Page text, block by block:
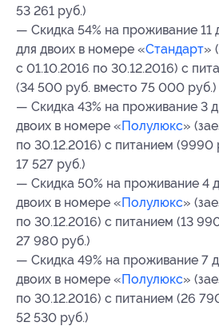
53 261 руб.)
— Скидка 54% на проживание 11
для двоих в номере «Стандарт»
с 01.10.2016 по 30.12.2016) с
(34 500 руб. вместо 75 000 руб.)
— Скидка 43% на проживание 3
двоих в номере «Полулюкс»
по 30.12.2016) с питанием (9990
17 527 руб.)
— Скидка 50% на проживание 4
двоих в номере «Полулюкс»
по 30.12.2016) с питанием (13
27 980 руб.)
— Скидка 49% на проживание 7
двоих в номере «Полулюкс»
по 30.12.2016) с питанием (26
52 530 руб.)